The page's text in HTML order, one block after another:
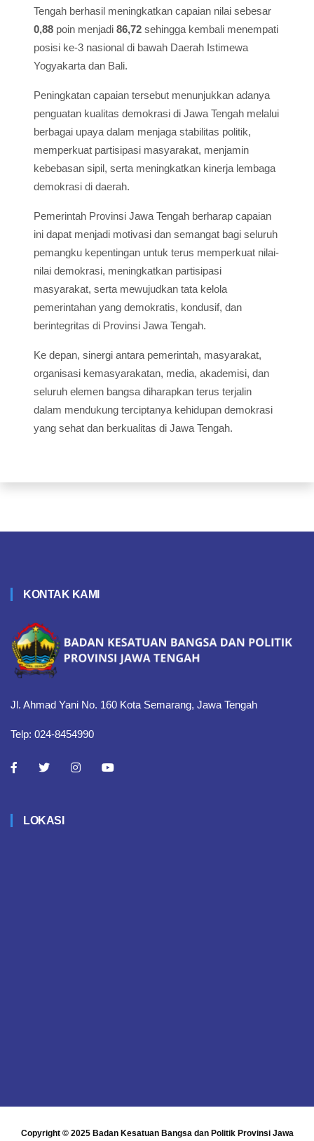
Tengah berhasil meningkatkan capaian nilai sebesar
0,88 poin menjadi 86,72 sehingga kembali menempati
posisi ke-3 nasional di bawah Daerah Istimewa
Yogyakarta dan Bali.
Peningkatan capaian tersebut menunjukkan adanya
penguatan kualitas demokrasi di Jawa Tengah melalui
berbagai upaya dalam menjaga stabilitas politik,
memperkuat partisipasi masyarakat, menjamin
kebebasan sipil, serta meningkatkan kinerja lembaga
demokrasi di daerah.
Pemerintah Provinsi Jawa Tengah berharap capaian
ini dapat menjadi motivasi dan semangat bagi seluruh
pemangku kepentingan untuk terus memperkuat nilai-
nilai demokrasi, meningkatkan partisipasi
masyarakat, serta mewujudkan tata kelola
pemerintahan yang demokratis, kondusif, dan
berintegritas di Provinsi Jawa Tengah.
Ke depan, sinergi antara pemerintah, masyarakat,
organisasi kemasyarakatan, media, akademisi, dan
seluruh elemen bangsa diharapkan terus terjalin
dalam mendukung terciptanya kehidupan demokrasi
yang sehat dan berkualitas di Jawa Tengah.
KONTAK KAMI
Jl. Ahmad Yani No. 160 Kota Semarang, Jawa Tengah
Telp: 024-8454990
LOKASI
Copyright © 2025 Badan Kesatuan Bangsa dan Politik Provinsi Jawa